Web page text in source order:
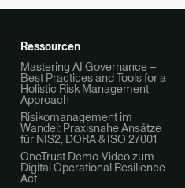
Ressourcen
Mastering AI Governance –
Best Practices and Tools for a
Holistic Risk Management
Approach
Risikomanagement im
Wandel: Praxisnahe Ansätze
für NIS2, DORA & ISO 27001
OneTrust Demo-Video zum
Digital Operational Resilience
Act